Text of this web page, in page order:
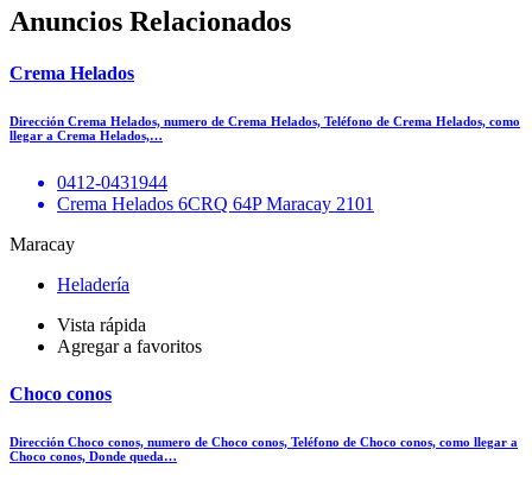
Anuncios Relacionados
Crema Helados
Dirección Crema Helados, numero de Crema Helados, Teléfono de Crema Helados, como
llegar a Crema Helados,…
0412-0431944
Crema Helados 6CRQ 64P Maracay 2101
Maracay
Heladería
Vista rápida
Agregar a favoritos
Choco conos
Dirección Choco conos, numero de Choco conos, Teléfono de Choco conos, como llegar a
Choco conos, Donde queda…